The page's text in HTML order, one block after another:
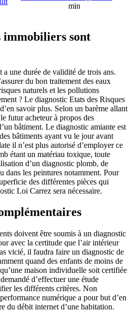
min
immobiliers sont
a une durée de validité de trois ans.
du bon traitement des eaux
naturels et les pollutions
? Le diagnostic Etats des Risques
savoir plus. Selon un barème allant
futur acheteur à propos des
bâtiment. Le diagnostic amiante est
bâtiments ayant vu le jour avant
il n’est plus autorisé d’employer ce
étant un matériau toxique, toute
d’un diagnostic plomb, de
dans les peintures notamment. Pour
des différentes pièces qui
Loi Carrez sera nécessaire.
doivent être soumis à un diagnostic
avec la certitude que l’air intérieur
vicié, il faudra faire un diagnostic de
quand des enfants de moins de
maison individuelle soit certifiée
d’effectuer une étude
les différents critères. Non
numérique a pour but d’en
du débit internet d’une habitation.